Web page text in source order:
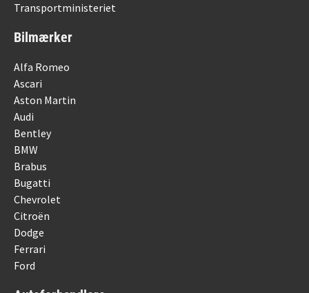
Transportministeriet
Bilmærker
Alfa Romeo
Ascari
Aston Martin
Audi
Bentley
BMW
Brabus
Bugatti
Chevrolet
Citroën
Dodge
Ferrari
Ford